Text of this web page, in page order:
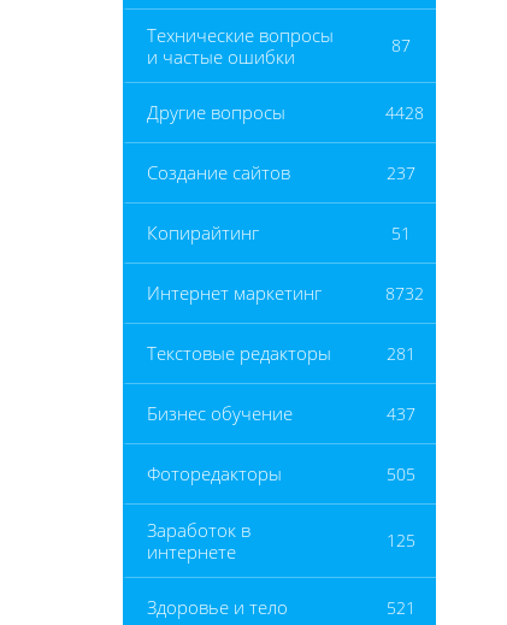
Технические вопросы
и частые ошибки
87
Другие вопросы 4428
Создание сайтов 237
Копирайтинг 51
Интернет маркетинг 8732
Текстовые редакторы 281
Бизнес обучение 437
Фоторедакторы 505
Заработок в
интернете
125
Здоровье и тело 521